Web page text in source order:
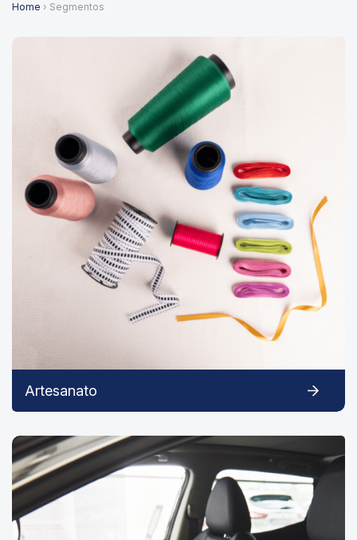
Home › Segmentos
Artesanato